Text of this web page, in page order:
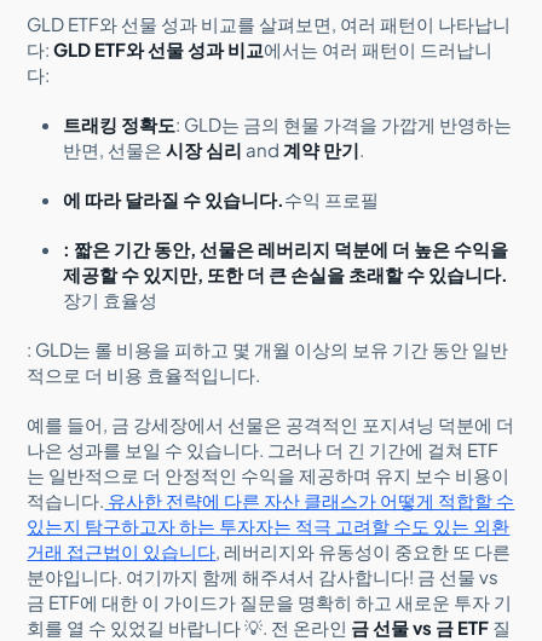
GLD ETF와 선물 성과 비교를 살펴보면, 여러 패턴이 나타납니
다:GLD ETF와 선물 성과 비교에서는 여러 패턴이 드러납니
다:
트래킹 정확도: GLD는 금의 현물 가격을 가깝게 반영하는
반면, 선물은시장 심리 and계약 만기.
에 따라 달라질 수 있습니다.수익 프로필
: 짧은 기간 동안, 선물은 레버리지 덕분에 더 높은 수익을
제공할 수 있지만, 또한 더 큰 손실을 초래할 수 있습니다.
장기 효율성
: GLD는 롤 비용을 피하고 몇 개월 이상의 보유 기간 동안 일반
적으로 더 비용 효율적입니다.
예를 들어, 금 강세장에서 선물은 공격적인 포지셔닝 덕분에 더
나은 성과를 보일 수 있습니다. 그러나 더 긴 기간에 걸쳐 ETF
는 일반적으로 더 안정적인 수익을 제공하며 유지 보수 비용이
적습니다. 유사한 전략에 다른 자산 클래스가 어떻게 적합할 수
있는지 탐구하고자 하는 투자자는 적극 고려할 수도 있는 외환
거래 접근법이 있습니다, 레버리지와 유동성이 중요한 또 다른
분야입니다. 여기까지 함께 해주셔서 감사합니다! 금 선물 vs
금 ETF에 대한 이 가이드가 질문을 명확히 하고 새로운 투자 기
회를 열 수 있었길 바랍니다 💡. 전 온라인 금 선물 vs 금 ETF 질